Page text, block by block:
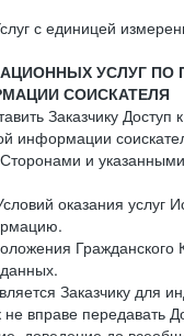
с единицей
УСЛУГ
СОИСКАТЕЛЯ
Заказчику
информации
и
оказания услуг
Заказчику для
не вправе